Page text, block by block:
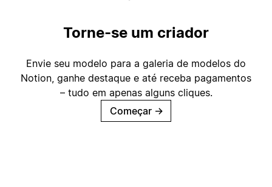
Torne-se um criador
Envie seu modelo para a galeria de modelos do
Notion, ganhe destaque e até receba pagamentos
– tudo em apenas alguns cliques.
Começar →